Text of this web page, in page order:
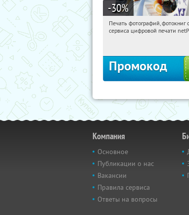
-30%
13:36:24
Печать фотографий, фотокниг
сервиса цифровой печати
Промокод
Компания
Основное
Публикации о нас
Вакансии
Правила сервиса
Ответы на вопросы